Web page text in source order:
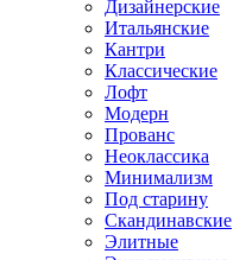
Дизайнерские
Итальянские
Кантри
Классические
Лофт
Модерн
Прованс
Неоклассика
Минимализм
Под старину
Скандинавские
Элитные